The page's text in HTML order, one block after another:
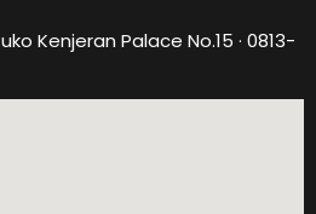
Kenjeran Palace No.15 · 0813-